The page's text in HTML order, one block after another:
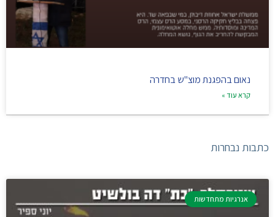
נאום בהפגנת מוצ"ש בחדרה
קרא עוד »
כתבות נבחרות
אנרגיות מתחדשות